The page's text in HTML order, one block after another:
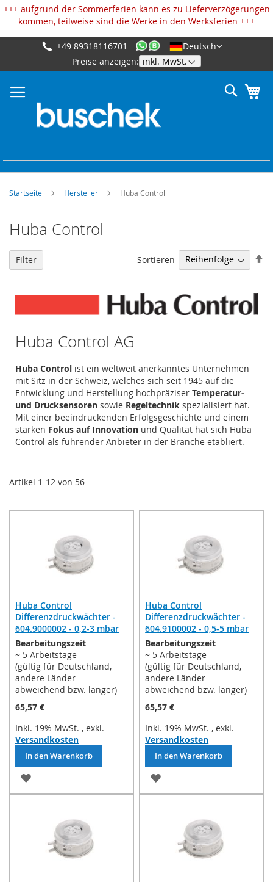
+++ aufgrund der Sommerferien kann es zu Lieferverzögerungen
kommen, teilweise sind die Werke in den Werksferien +++
Zum
Inhalt
Deutsch
Preise anzeigen:
+49 89318116701
Suche
Startseite Hersteller Huba Control
Huba Control
Huba Control AG
Huba Control ist ein weltweit anerkanntes Unternehmen
mit Sitz in der Schweiz, welches sich seit 1945 auf die
Entwicklung und Herstellung hochpräziser Temperatur-
und Drucksensoren sowie Regeltechnik spezialisiert hat.
Mit einer beeindruckenden Erfolgsgeschichte und einem
starken Fokus auf Innovation und Qualität hat sich Huba
Control als führender Anbieter in der Branche etabliert.
Artikel 1-12 von 56
Sortieren
Huba Control
Differenzdruckwächter -
604.9000002 - 0,2-3 mbar
Bearbeitungszeit
~ 5 Arbeitstage
(gültig für Deutschland,
andere Länder
abweichend bzw. länger)
65,57 €
Inkl. 19% MwSt. , exkl.
Versandkosten
In den Warenkorb
ZUR
WUNSCHLISTE
HINZUFÜGEN
Huba Control
Differenzdruckwächter -
604.9100002 - 0,5-5 mbar
Bearbeitungszeit
~ 5 Arbeitstage
(gültig für Deutschland,
andere Länder
abweichend bzw. länger)
65,57 €
Inkl. 19% MwSt. , exkl.
Versandkosten
In den Warenkorb
ZUR
WUNSCHLISTE
HINZUFÜGEN
Filter
Cookie-Einstellungen